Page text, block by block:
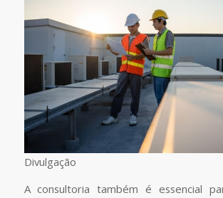
Divulgação
A consultoria também é essencial